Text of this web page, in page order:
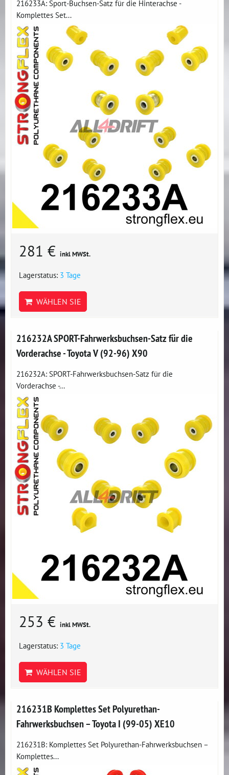
216233A: Sport-Buchsen-Satz für die Hinterachse -
Komplettes Set...
281 € inkl MWSt.
Lagerstatus: 3 Tage
WÄHLEN SIE
216232A SPORT-Fahrwerksbuchsen-Satz für die
Vorderachse - Toyota V (92-96) X90
216232A: SPORT-Fahrwerksbuchsen-Satz für die
Vorderachse -...
253 € inkl MWSt.
Lagerstatus: 3 Tage
WÄHLEN SIE
216231B Komplettes Set Polyurethan-
Fahrwerksbuchsen – Toyota I (99-05) XE10
216231B: Komplettes Set Polyurethan-Fahrwerksbuchsen –
Komplettes...